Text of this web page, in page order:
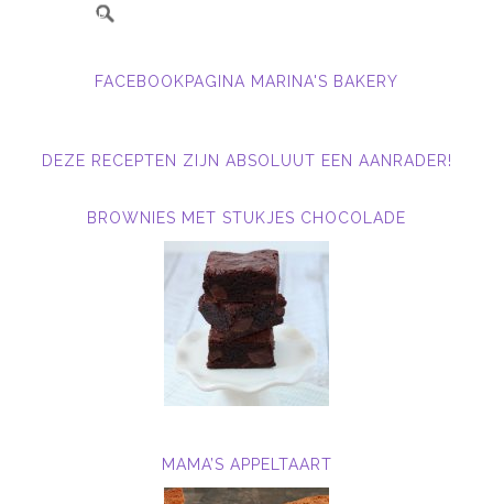
FACEBOOKPAGINA MARINA'S BAKERY
DEZE RECEPTEN ZIJN ABSOLUUT EEN AANRADER!
BROWNIES MET STUKJES CHOCOLADE
MAMA’S APPELTAART